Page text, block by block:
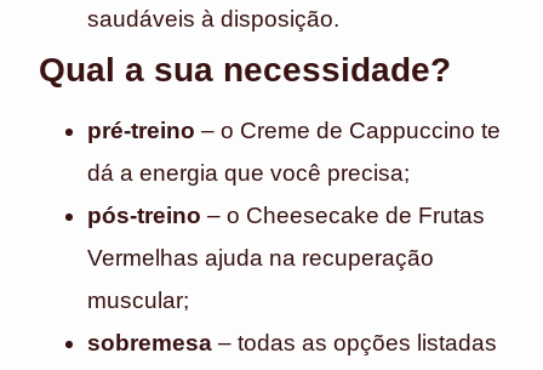
saudáveis à disposição.
Qual a sua necessidade?
pré-treino – o Creme de Cappuccino te
dá a energia que você precisa;
pós-treino – o Cheesecake de Frutas
Vermelhas ajuda na recuperação
muscular;
sobremesa – todas as opções listadas